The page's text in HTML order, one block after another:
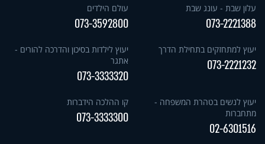
עלון שבת - עונג שבת
073-2221388
עולם הילדים
073-3592800
יעוץ למתחזקים בתחילת הדרך
073-2221232
יעוץ לילדות בסיכון והדרכה להורים -
אתגר
073-3333320
יעוץ לנשים בטהרת המשפחה -
מתחברות
02-6301516
קו ההלכה הידברות
073-3333300